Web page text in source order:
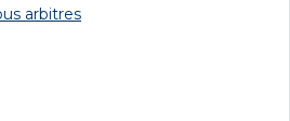
arbitres